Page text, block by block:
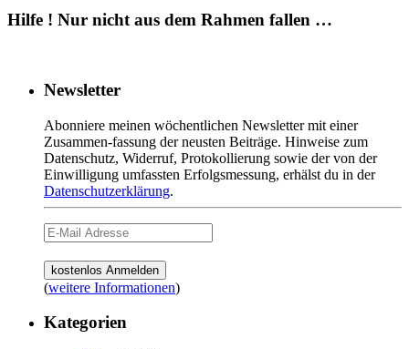
Hilfe ! Nur nicht aus dem Rahmen fallen …
Newsletter
Abonniere meinen wöchentlichen Newsletter mit einer
Zusammen-fassung der neusten Beiträge. Hinweise zum
Datenschutz, Widerruf, Protokollierung sowie der von der
Einwilligung umfassten Erfolgsmessung, erhälst du in der
Datenschutzerklärung.
(weitere Informationen)
Kategorien